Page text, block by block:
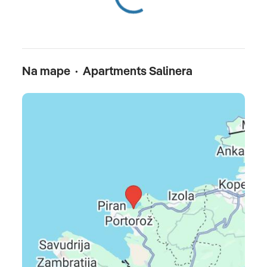
Oficiálne hodnotenie
Na mape · Apartments Salinera